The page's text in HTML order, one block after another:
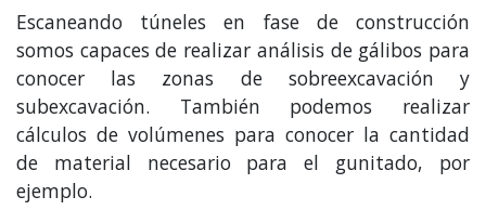
Escaneando túneles en fase de construcción
somos capaces de realizar análisis de gálibos para
conocer las zonas de sobreexcavación y
subexcavación. También podemos realizar
cálculos de volúmenes para conocer la cantidad
de material necesario para el gunitado, por
ejemplo.